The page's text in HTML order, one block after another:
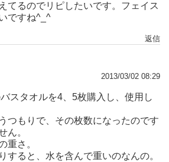
てるのでリピしたいです。フェイス
ですね^_^
返信
2013/03/02 08:29
スタオルを4、5枚購入し、使用し
つもりで、その枚数になったのです
ん。
重さ。
すると、水を含んで重いのなんの。